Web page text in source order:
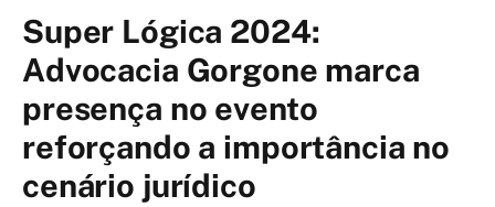
Super Lógica 2024:
Advocacia Gorgone marca
presença no evento
reforçando a importância no
cenário jurídico